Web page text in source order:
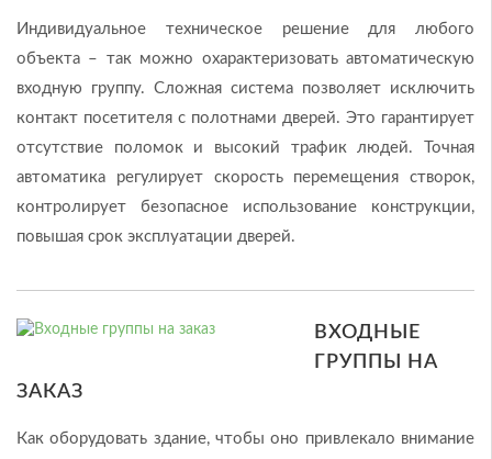
Индивидуальное техническое решение для любого
объекта – так можно охарактеризовать автоматическую
входную группу. Сложная система позволяет исключить
контакт посетителя с полотнами дверей. Это гарантирует
отсутствие поломок и высокий трафик людей. Точная
автоматика регулирует скорость перемещения створок,
контролирует безопасное использование конструкции,
повышая срок эксплуатации дверей.
ВХОДНЫЕ
ГРУППЫ НА
ЗАКАЗ
Как оборудовать здание, чтобы оно привлекало внимание